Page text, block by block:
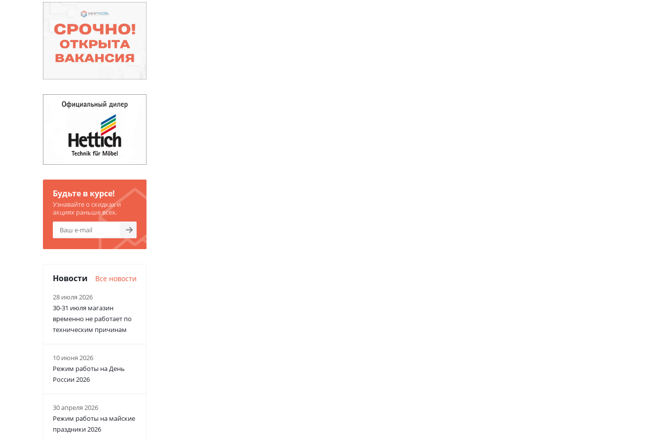
Будьте в курсе!
Узнавайте о скидках и
акциях раньше всех.
Новости Все новости
28 июля 2026
30-31 июля магазин
временно не работает по
техническим причинам
10 июня 2026
Режим работы на День
России 2026
30 апреля 2026
Режим работы на майские
праздники 2026